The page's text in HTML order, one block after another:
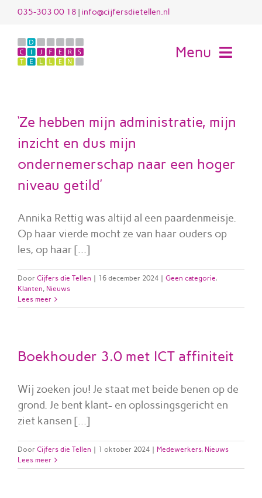
inhoud
035-303 00 18 | info@cijfersdietellen.nl
Menu
‘Ze hebben mijn administratie, mijn
inzicht en dus mijn
ondernemerschap naar een hoger
niveau getild’
Annika Rettig was altijd al een paardenmeisje.
Op haar vierde mocht ze van haar ouders op
les, op haar [...]
Door Cijfers die Tellen 16 december 2024 Geen categorie,
Klanten, Nieuws
Lees meer
Boekhouder 3.0 met ICT affiniteit
Wij zoeken jou! Je staat met beide benen op de
grond. Je bent klant- en oplossingsgericht en
ziet kansen [...]
Door Cijfers die Tellen 1 oktober 2024 Medewerkers, Nieuws
Lees meer